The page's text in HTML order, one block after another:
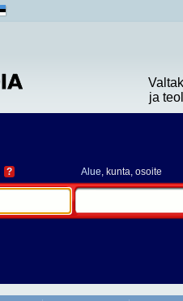
ja
? Alue, kunta, osoite